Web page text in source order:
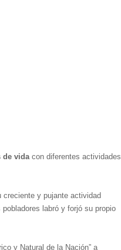
de vidacon diferentes actividades
y pujante actividad
labró y forjó su propio
y Natural de la Nación” a